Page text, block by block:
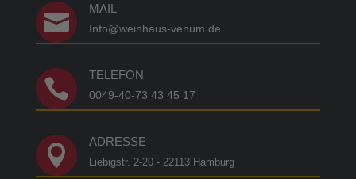

MAIL
Info@weinhaus-venum.de

TELEFON
0049-40-73 43 45 17

ADRESSE
Liebigstr. 2-20 - 22113 Hamburg